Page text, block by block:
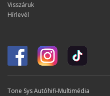
Visszáruk
Hírlevél
Tone Sys Autóhifi-Multimédia